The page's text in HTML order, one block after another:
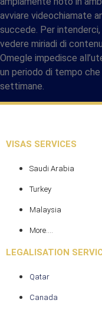
avviare videochiamate
succede. Per
vedere miriadi di
Omegle impedisce
un periodo di tempo
settimane.
VISAS SERVICES
Saudi Arabia
Turkey
Malaysia
More....
LEGALISATION
Qatar
Canada